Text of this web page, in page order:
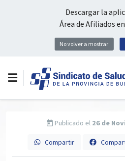
Descargar la
Área de Afiliados
No volver a mostrar
Publicado el 26 de
Compartir